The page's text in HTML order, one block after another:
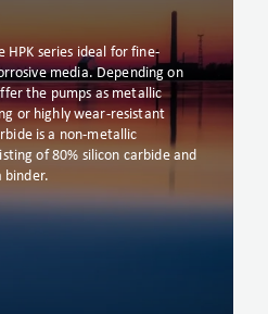
series ideal for fine-
media. Depending on
the pumps as metallic
or highly wear-resistant
is a non-metallic
of 80% silicon carbide and
binder.